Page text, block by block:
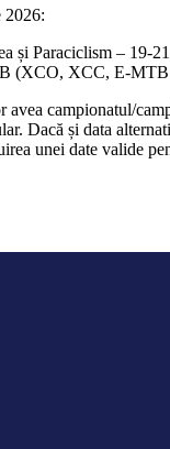
2026:
și Paraciclism – 19-
(XCO, XCC, E-
avea campionatul/
Dacă și data
unei date valide